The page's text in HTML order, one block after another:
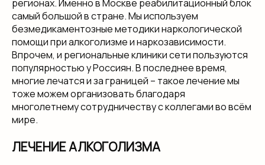
регионах. Именно в Москве реабилитационный блок
самый большой в стране. Мы используем
безмедикаментозные методики наркологической
помощи при алкоголизме и наркозависимости.
Впрочем, и региональные клиники сети пользуются
популярностью у Россиян. В последнее время,
многие лечатся и за границей – такое лечение мы
тоже можем организовать благодаря
многолетнему сотрудничеству с коллегами во всём
мире.
ЛЕЧЕНИЕ АЛКОГОЛИЗМА